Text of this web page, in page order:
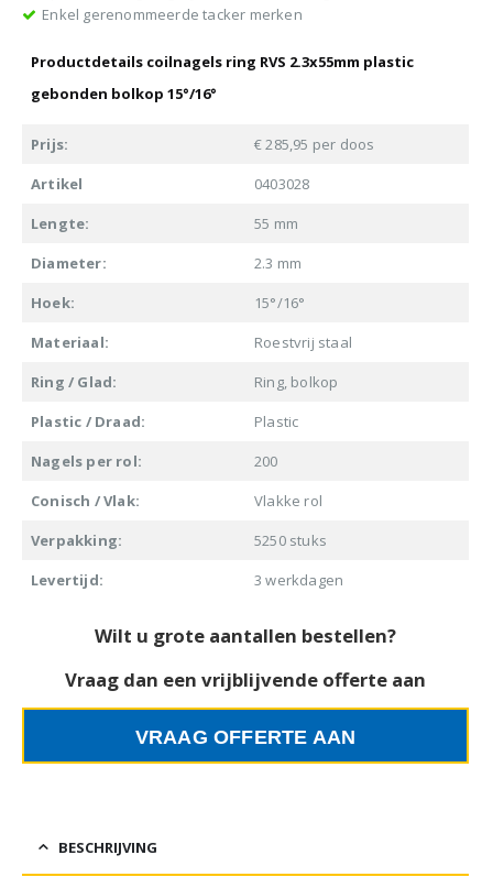
Enkel gerenommeerde tacker merken
Productdetails coilnagels ring RVS 2.3x55mm plastic
gebonden bolkop 15°/16°
Prijs:
€ 285,95 per doos
Artikel
0403028
Lengte:
55 mm
Diameter:
2.3 mm
Hoek:
15°/16°
Materiaal:
Roestvrij staal
Ring / Glad:
Ring, bolkop
Plastic / Draad:
Plastic
Nagels per rol:
200
Conisch / Vlak:
Vlakke rol
Verpakking:
5250 stuks
Levertijd:
3 werkdagen
Wilt u grote aantallen bestellen?
Vraag dan een vrijblijvende offerte aan
VRAAG OFFERTE AAN
BESCHRIJVING